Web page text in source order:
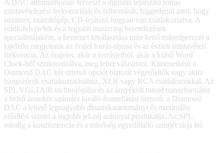
A DAC automatikusan felveszi a digitális lejátszási forrás
mintavételezési frekvenciáját és felbontását, függetlenül attól, hogy
streamer, számítógép, CD-lejátszó hogyan van csatlakoztatva. A
stúdiófelvételek és a legjobb mastering berendezések
specialistájaként, a bemenet kiválasztása után kettő másodperccel a
kijelzőn megjelenik az órajel forrás-típusa és az észlelt mintavételi
frekvencia. Az órajelet, akár a forrásjelből, akár a külső Word
Clock-ból szinkronizálva, meg lehet választani. Kimenetként a
Diamond DAC két sztereó opciót biztosít végerősítők vagy aktív
hangszórók csatlakoztatásához, XLR vagy RCA csatlakozókkal. Az
SPL VOLTAiR technológiája és az árnyékolt toroid transzformátor
a belső áramkör számára kiváló áramellátást biztosít, a Diamond
DAC a lehető legnagyobb dinamikatartományt és maximális
erősítési szintet a legjobb jel-zaj aránnyal produkálja. Az SPL
mindig a konzisztencia és a minőség egyedülálló szintjét tárja fel.